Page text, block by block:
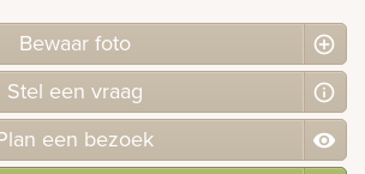
Bewaar foto
Stel een vraag
een bezoek